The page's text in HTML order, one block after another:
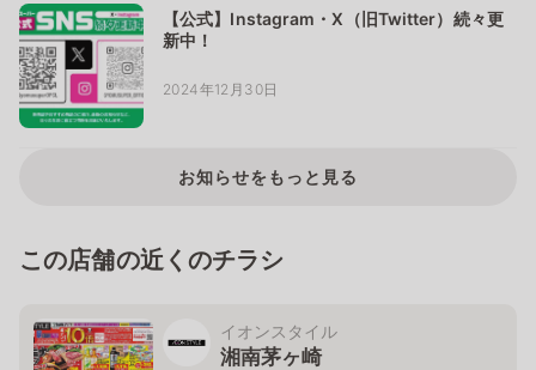
【公式】Instagram・X（旧Twitter）続々更
新中！
2024年12月30日
お知らせをもっと見る
この店舗の近くのチラシ
イオンスタイル
湘南茅ヶ崎